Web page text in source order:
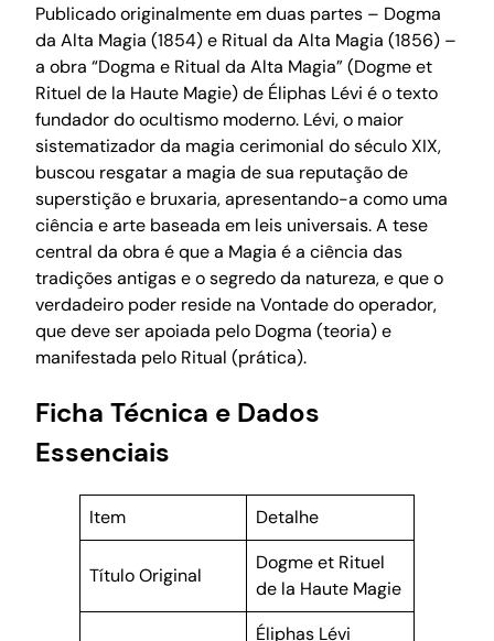
Publicado originalmente em duas partes – Dogma
da Alta Magia (1854) e Ritual da Alta Magia (1856) –
a obra “Dogma e Ritual da Alta Magia” (Dogme et
Rituel de la Haute Magie) de Éliphas Lévi é o texto
fundador do ocultismo moderno. Lévi, o maior
sistematizador da magia cerimonial do século XIX,
buscou resgatar a magia de sua reputação de
superstição e bruxaria, apresentando-a como uma
ciência e arte baseada em leis universais. A tese
central da obra é que a Magia é a ciência das
tradições antigas e o segredo da natureza, e que o
verdadeiro poder reside na Vontade do operador,
que deve ser apoiada pelo Dogma (teoria) e
manifestada pelo Ritual (prática).
Ficha Técnica e Dados
Essenciais
Item Detalhe
Título Original
Dogme et Rituel
de la Haute Magie
Éliphas Lévi